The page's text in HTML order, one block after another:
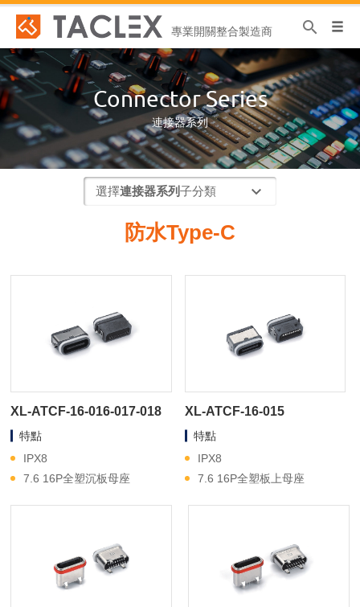
專業開關整合製造商 search
Connector Series
連接器系列
選擇連接器系列子分類
防水Type-C
XL-ATCF-16-016-017-018
特點
IPX8
7.6 16P全塑沉板母座
XL-ATCF-16-015
特點
IPX8
7.6 16P全塑板上母座